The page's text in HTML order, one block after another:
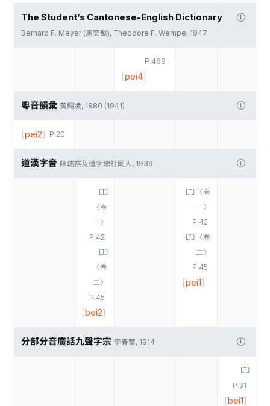
The Student’s Cantonese-English Dictionary
Bernard F. Meyer (馬奕猷), Theodore F. Wempe, 1947
P.489
[pei4]
粵音韻彙 黃錫凌, 1980 (1941)
P.20
[pei2]
道漢字音 陳瑞祺及道字總社同人, 1939
〈卷
一〉
P.42
〈卷
二〉
P.45
[bei2]
〈卷
一〉
P.42
〈卷
二〉
P.45
[pei1]
分部分音廣話九聲字宗 李春華, 1914
P.31
[bei1]